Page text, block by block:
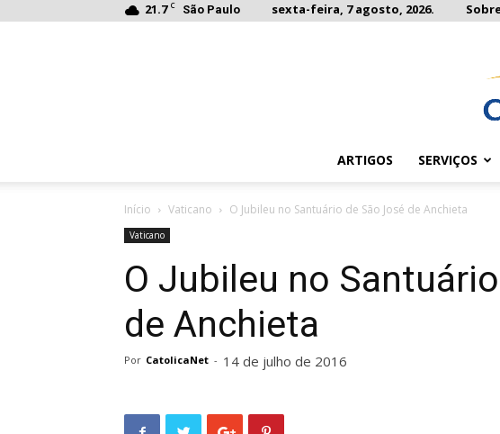
21.7 C São Paulo sexta-feira, 7 agosto, 2026.
ARTIGOS SERVIÇOS
Início Vaticano O Jubileu no Santuário de São José de Anchieta
Vaticano
O Jubileu no
de Anchieta
Por CatolicaNet - 14 de julho de 2016